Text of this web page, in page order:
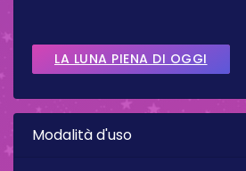
LA LUNA PIENA DI OGGI
Modalità d'uso